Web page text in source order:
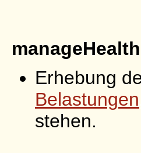
Erhebung
Belastungen
stehen.